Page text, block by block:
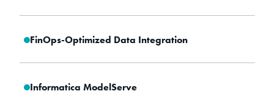
FinOps-Optimized Data Integration
Informatica ModelServe